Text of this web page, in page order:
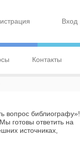
Вход
Контакты
вопрос библиографу»!
готовы ответить на
источниках,